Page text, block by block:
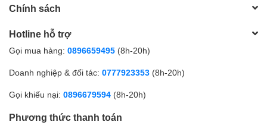
Chính sách
Hotline hỗ trợ
Gọi mua hàng: 0896659495 (8h-20h)
Doanh nghiệp & đối tác: 0777923353 (8h-20h)
Gọi khiếu nại: 0896679594 (8h-20h)
Phương thức thanh toán